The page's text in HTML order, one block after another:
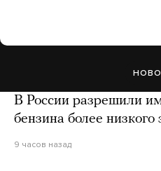
В России разрешили
бензина более низкого
9 часов назад